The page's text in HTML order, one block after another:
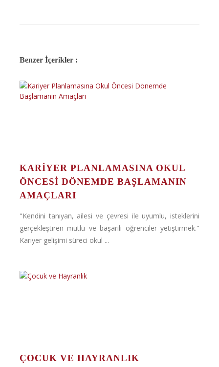
Benzer İçerikler :
KARIYER PLANLAMASINA OKUL
ÖNCESI DÖNEMDE BAŞLAMANIN
AMAÇLARI
"Kendini tanıyan, ailesi ve çevresi ile uyumlu, isteklerini
gerçekleştiren mutlu ve başarılı öğrenciler yetiştirmek."
Kariyer gelişimi süreci okul ...
ÇOCUK VE HAYRANLIK